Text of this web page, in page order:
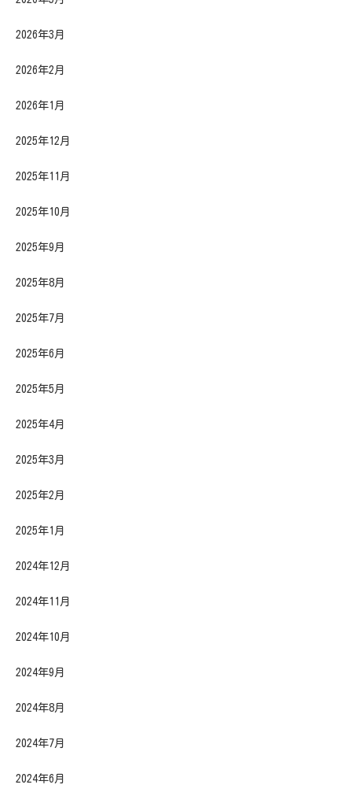
2026年3月
2026年2月
2026年1月
2025年12月
2025年11月
2025年10月
2025年9月
2025年8月
2025年7月
2025年6月
2025年5月
2025年4月
2025年3月
2025年2月
2025年1月
2024年12月
2024年11月
2024年10月
2024年9月
2024年8月
2024年7月
2024年6月